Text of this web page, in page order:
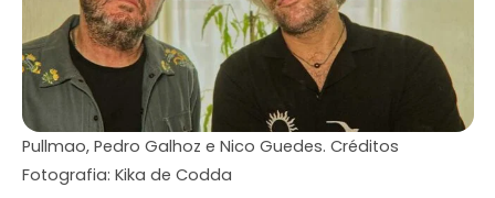
Pullmao, Pedro Galhoz e Nico Guedes. Créditos
Fotografia: Kika de Codda